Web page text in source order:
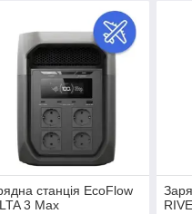
станція EcoFlow
3 Max